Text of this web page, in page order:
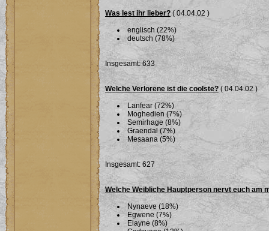
Was lest ihr lieber?( 04.04.02 )
englisch (22%)
deutsch (78%)
Insgesamt: 633
Welche Verlorene ist die coolste?( 04.04.02 )
Lanfear (72%)
Moghedien (7%)
Semirhage (8%)
Graendal (7%)
Mesaana (5%)
Insgesamt: 627
Welche Weibliche Hauptperson nervt euch am
Nynaeve (18%)
Egwene (7%)
Elayne (8%)